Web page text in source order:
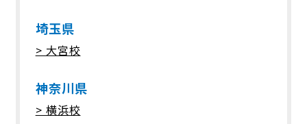
に提供いたしません。
6. 個人情報の開示・訂正等について
当社は、ご本人から自己の個人情報につ
いての開示の請求がある場合、速やかに
開示をいたします。その際、ご本人であ
埼玉県
> 大宮校
神奈川県
> 横浜校